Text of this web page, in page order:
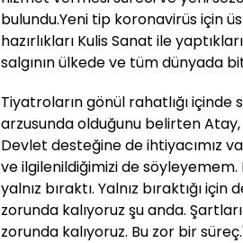
bulundu.Yeni tip koronavirüs için
hazırlıkları Kulis Sanat ile
salgının ülkede ve tüm dünyada
Tiyatroların gönül rahatlığı
arzusunda olduğunu belirten
Devlet desteğine de ihtiyacımız
ve ilgilenildiğimizi de
yalnız bıraktı. Yalnız bıraktığı
zorunda kalıyoruz şu anda.
zorunda kalıyoruz. Bu zor bir